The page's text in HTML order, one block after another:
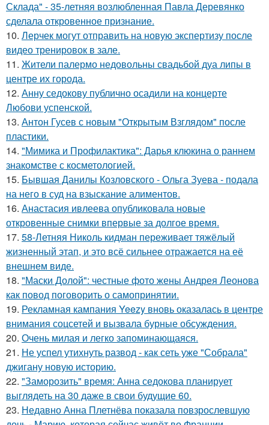
Склада" - 35-летняя возлюбленная Павла Деревянко
сделала откровенное признание.
10. Лерчек могут отправить на новую экспертизу после
видео тренировок в зале.
11. Жители палермо недовольны свадьбой дуа липы в
центре их города.
12. Анну седокову публично осадили на концерте
Любови успенской.
13. Антон Гусев с новым "Открытым Взглядом" после
пластики.
14. "Мимика и Профилактика": Дарья клюкина о раннем
знакомстве с косметологией.
15. Бывшая Данилы Козловского - Ольга Зуева - подала
на него в суд на взыскание алиментов.
16. Анастасия ивлеева опубликовала новые
откровенные снимки впервые за долгое время.
17. 58-Летняя Николь кидман переживает тяжёлый
жизненный этап, и это всё сильнее отражается на её
внешнем виде.
18. "Маски Долой": честные фото жены Андрея Леонова
как повод поговорить о самопринятии.
19. Рекламная кампания Yeezy вновь оказалась в центре
внимания соцсетей и вызвала бурные обсуждения.
20. Очень милая и легко запоминающаяся.
21. Не успел утихнуть развод - как сеть уже "Собрала"
джигану новую историю.
22. "Заморозить" время: Анна седокова планирует
выглядеть на 30 даже в свои будущие 60.
23. Недавно Анна Плетнёва показала повзрослевшую